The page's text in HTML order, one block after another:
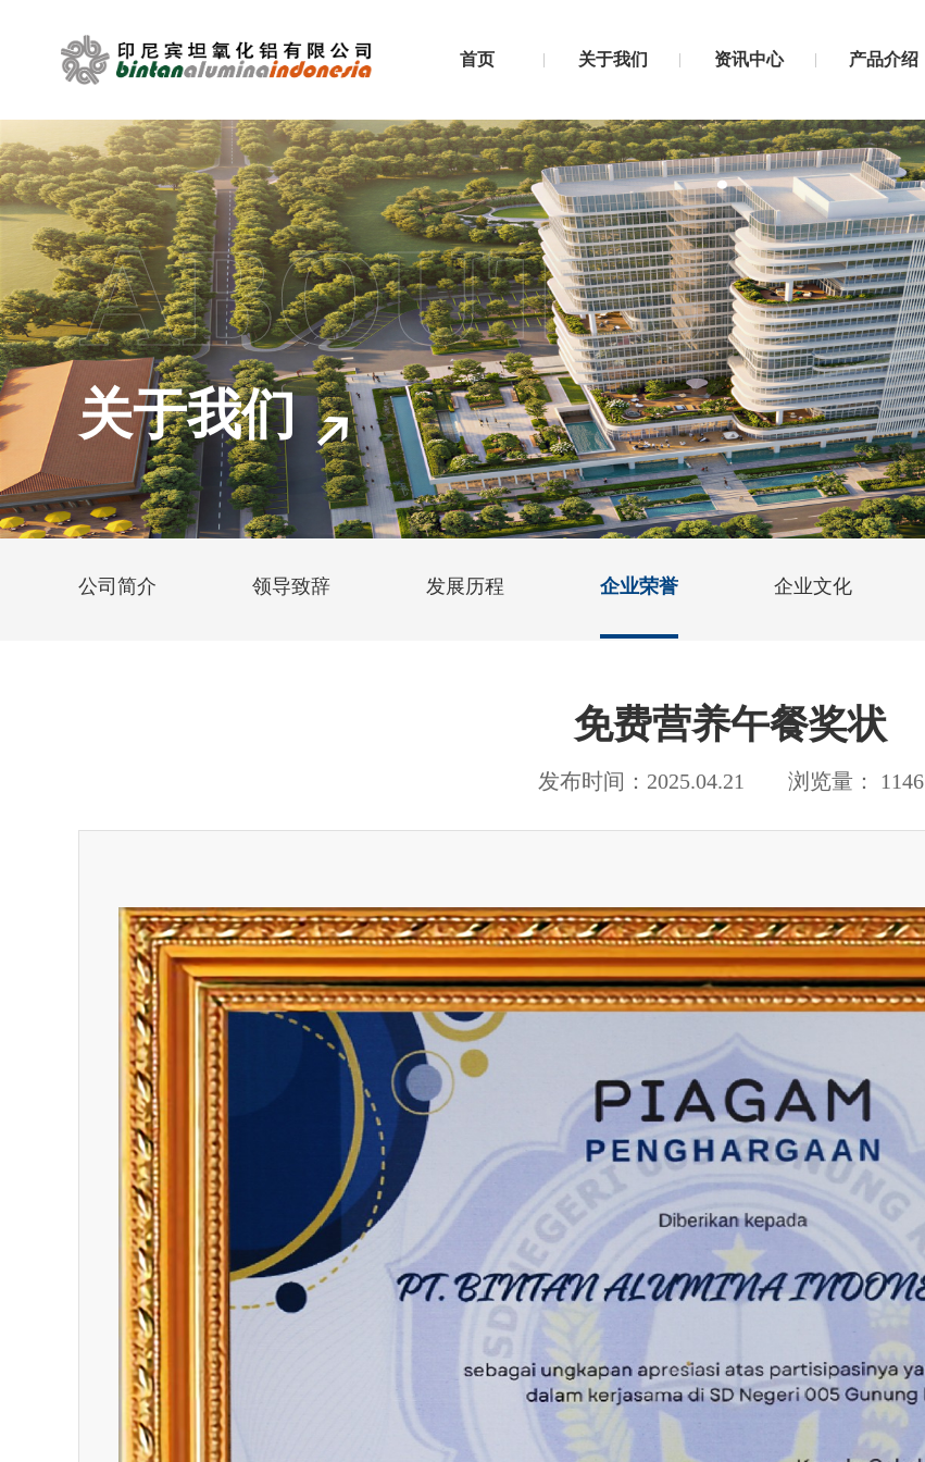
首页 关于我们 资讯中心 产品介绍
ABOUT US
关于我们
公司简介 领导致辞 发展历程 企业荣誉 企业文化
免费营养午餐奖状
发布时间：2025.04.21 浏览量： 1146